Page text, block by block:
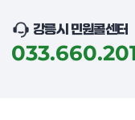
강릉시 민원콜센터